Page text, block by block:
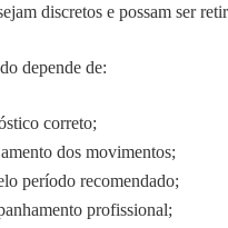
discretos e possam ser
depende de:
correto;
dos movimentos;
período recomendado;
profissional;